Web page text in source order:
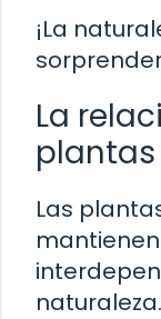
¡La
La
Las
naturaleza.